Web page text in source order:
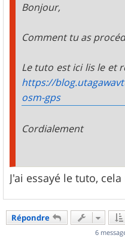
Bonjour,
Comment tu as
Le tuto est ici lis le et
https://
osm-gps
Cordialement
J'ai essayé le tuto,
Répondre
6